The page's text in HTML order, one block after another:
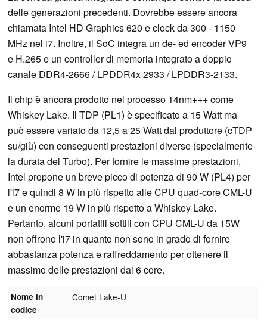
delle generazioni precedenti. Dovrebbe essere ancora
chiamata Intel HD Graphics 620 e clock da 300 - 1150
MHz nel i7. Inoltre, il SoC integra un de- ed encoder VP9
e H.265 e un controller di memoria integrato a doppio
canale DDR4-2666 / LPDDR4x 2933 / LPDDR3-2133.
Il chip è ancora prodotto nel processo 14nm+++ come
Whiskey Lake. Il TDP (PL1) è specificato a 15 Watt ma
può essere variato da 12,5 a 25 Watt dal produttore (cTDP
su/giù) con conseguenti prestazioni diverse (specialmente
la durata del Turbo). Per fornire le massime prestazioni,
Intel propone un breve picco di potenza di 90 W (PL4) per
l'i7 e quindi 8 W in più rispetto alle CPU quad-core CML-U
e un enorme 19 W in più rispetto a Whiskey Lake.
Pertanto, alcuni portatili sottili con CPU CML-U da 15W
non offrono l'i7 in quanto non sono in grado di fornire
abbastanza potenza e raffreddamento per ottenere il
massimo delle prestazioni dai 6 core.
Nome in
codice
Comet Lake-U